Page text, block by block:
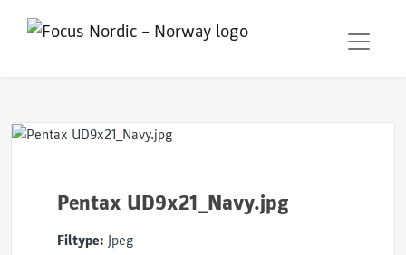
Pentax UD9x21_Navy.jpg
Filtype: Jpeg